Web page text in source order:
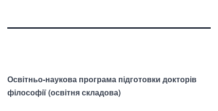
Освітньо-наукова програма підготовки докторів
філософії (освітня складова)